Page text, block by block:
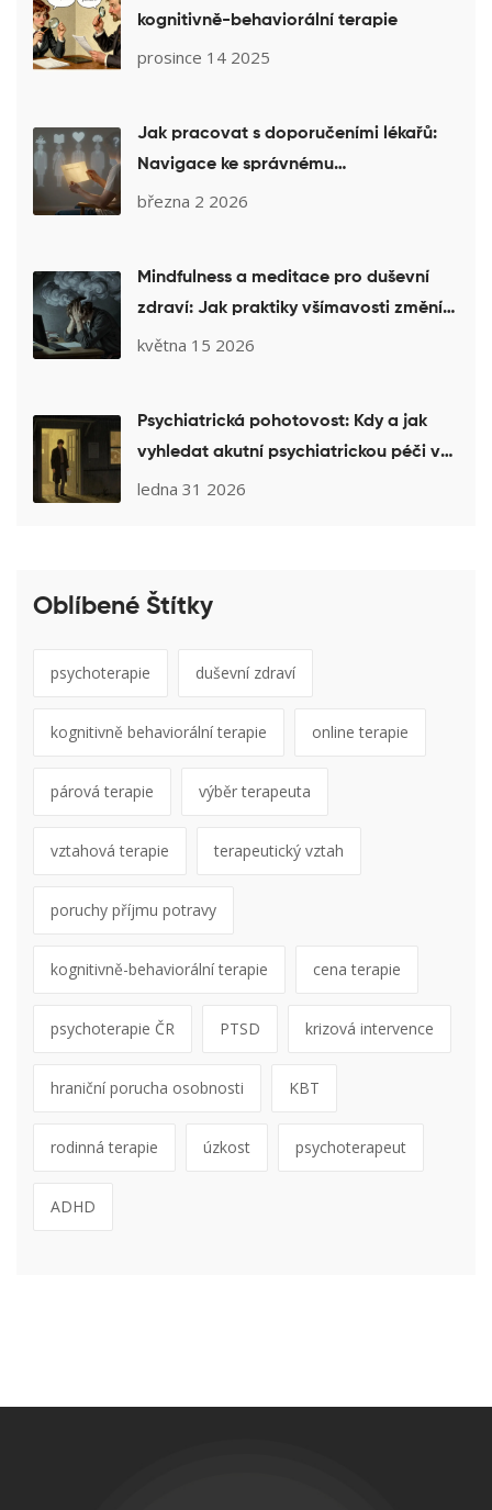
kognitivně-behaviorální terapie
prosince 14 2025
Jak pracovat s doporučeními lékařů:
Navigace ke správnému
psychoterapeutovi
března 2 2026
Mindfulness a meditace pro duševní
zdraví: Jak praktiky všímavosti změní
váš mozek
května 15 2026
Psychiatrická pohotovost: Kdy a jak
vyhledat akutní psychiatrickou péči v
České republice
ledna 31 2026
Oblíbené Štítky
psychoterapie duševní zdraví
kognitivně behaviorální terapie online terapie
párová terapie výběr terapeuta
vztahová terapie terapeutický vztah
poruchy příjmu potravy
kognitivně-behaviorální terapie cena terapie
psychoterapie ČR PTSD krizová intervence
hraniční porucha osobnosti KBT
rodinná terapie úzkost psychoterapeut
ADHD